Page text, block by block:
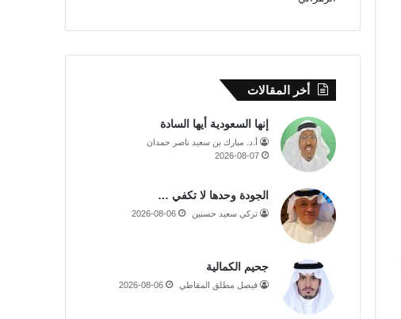
أخر المقالات
إنها السعودية أيها السادة
أ.د. مبارك بن سعيد ناصر حمدان
2026-08-07
الجودة وحدها لا تكفي …
تركي سعيد حسنين 2026-08-06
جحيم الكمالية
فيصل مطلق المقاطي 2026-08-06